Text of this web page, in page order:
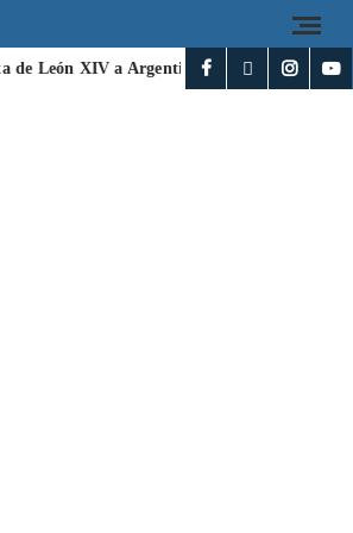
León XIV a Argentina Irán y Omán